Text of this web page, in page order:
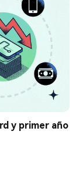
y primer año